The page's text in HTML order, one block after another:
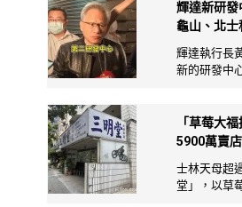
輝達新研發
龜山、北士
輝達執行長
新的研發中
「草莓大
5900萬賣
士林天母超
堂」，以草